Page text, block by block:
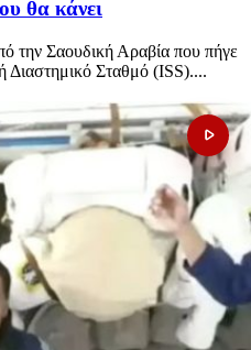
θα κάνει
την Σαουδική Αραβία που πήγε
Διαστημικό Σταθμό (ISS)....